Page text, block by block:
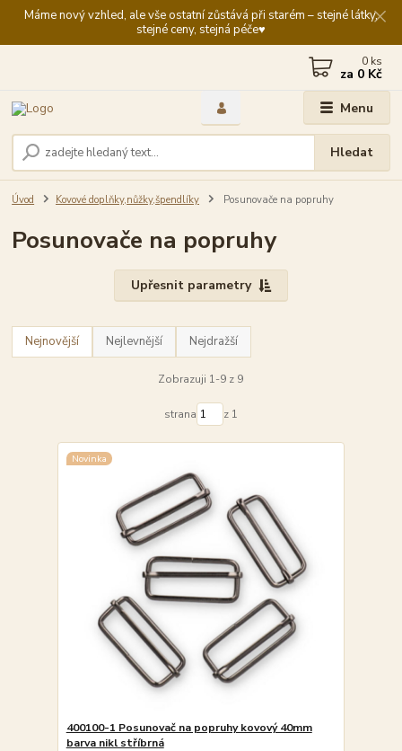
Máme nový vzhled, ale vše ostatní zůstává při starém – stejné látky,
stejné ceny, stejná péče♥️
Menu
Hledat
0 ks
za 0 Kč
Úvod Kovové doplňky,nůžky,špendlíky Posunovače na popruhy
Posunovače na popruhy
Upřesnit parametry
Nejnovější Nejlevnější Nejdražší
Zobrazuji 1-9 z 9
strana z 1
Novinka
400100-1 Posunovač na popruhy kovový 40mm
barva nikl stříbrná